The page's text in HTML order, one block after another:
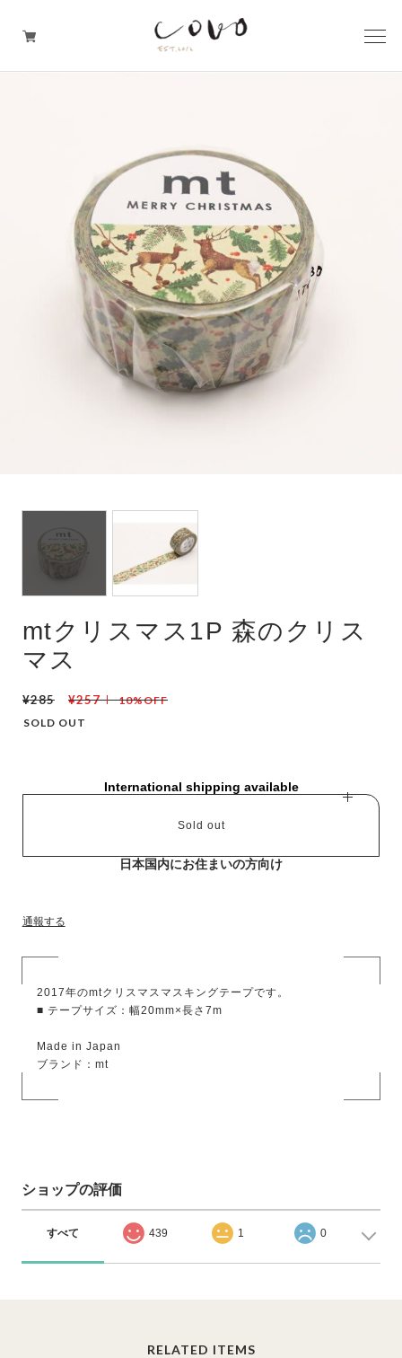
机周りの道具
TRAVELER'S notebook
covo design
その他の暮らしの道具
ガレージセール
mtクリスマス1P 森のクリス
マス
¥285 ¥257
10%OFF
SOLD OUT
International shipping available
Sold out
日本国内にお住まいの方向け
通報する
2017年のmtクリスマスマスキングテープです。
■ テープサイズ：幅20mm×長さ7m
Made in Japan
ブランド：mt
ショップの評価
すべて 439 1 0
RELATED ITEMS